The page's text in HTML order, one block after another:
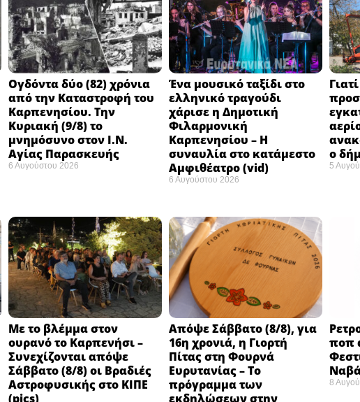
Ογδόντα δύο (82) χρόνια
από την Καταστροφή του
Καρπενησίου. Την
Κυριακή (9/8) το
μνημόσυνο στον Ι.Ν.
Αγίας Παρασκευής
6 Αυγούστου 2026
Ένα μουσικό ταξίδι στο
ελληνικό τραγούδι
χάρισε η Δημοτική
Φιλαρμονική
Καρπενησίου – Η
συναυλία στο κατάμεστο
Αμφιθέατρο (vid)
6 Αυγούστου 2026
ο
5
Με το βλέμμα στον
ουρανό το Καρπενήσι –
Συνεχίζονται απόψε
Σάββατο (8/8) οι Βραδιές
Αστροφυσικής στο ΚΙΠΕ
(pics)
Απόψε Σάββατο (8/8), για
16η χρονιά, η Γιορτή
Πίτας στη Φουρνά
Ευρυτανίας – Το
πρόγραμμα των
εκδηλώσεων στην
ποπ
8